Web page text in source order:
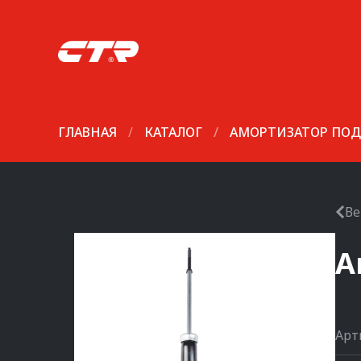
ГЛАВНАЯ / КАТАЛОГ / АМОРТИЗАТОР